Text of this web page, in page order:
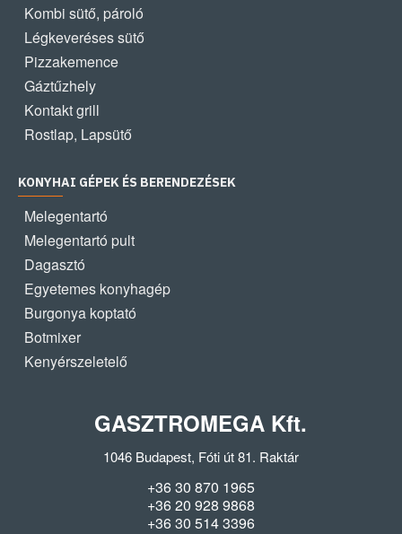
Kombi sütő, pároló
Légkeveréses sütő
Pizzakemence
Gáztűzhely
Kontakt grill
Rostlap, Lapsütő
KONYHAI GÉPEK ÉS BERENDEZÉSEK
Melegentartó
Melegentartó pult
Dagasztó
Egyetemes konyhagép
Burgonya koptató
Botmixer
Kenyérszeletelő
GASZTROMEGA Kft.
1046 Budapest, Fóti út 81. Raktár
+36 30 870 1965
+36 20 928 9868
+36 30 514 3396